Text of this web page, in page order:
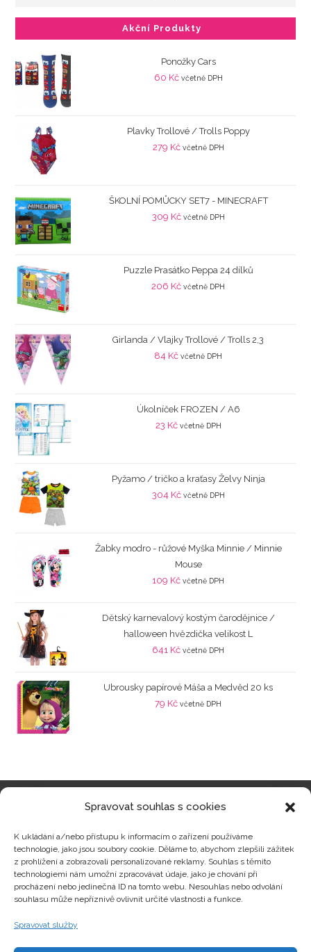
Spravovat souhlas s cookies
K ukládání a/nebo přístupu k informacím o zařízení používáme
technologie, jako jsou soubory cookie. Děláme to, abychom zlepšili zážitek
z prohlížení a zobrazovali personalizované reklamy. Souhlas s těmito
technologiemi nám umožní zpracovávat údaje, jako je chování při
procházení nebo jedinečná ID na tomto webu. Nesouhlas nebo odvolání
souhlasu může nepříznivě ovlivnit určité vlastnosti a funkce.
Spravovat služby
Akční Produkty
Ponožky Cars
60 Kč včetně DPH
Plavky Trollové / Trolls Poppy
279 Kč včetně DPH
ŠKOLNÍ POMŮCKY SET7 - MINECRAFT
309 Kč včetně DPH
Puzzle Prasátko Peppa 24 dílků
206 Kč včetně DPH
Girlanda / Vlajky Trollové / Trolls 2,3
84 Kč včetně DPH
Úkolníček FROZEN / A6
23 Kč včetně DPH
Pyžamo / tričko a kraťasy Želvy Ninja
304 Kč včetně DPH
Žabky modro - růžové Myška Minnie / Minnie
Mouse
109 Kč včetně DPH
Dětský karnevalový kostým čarodějnice /
halloween hvězdička velikost L
641 Kč včetně DPH
Ubrousky papírové Máša a Medvěd 20 ks
79 Kč včetně DPH
Zajímavosti